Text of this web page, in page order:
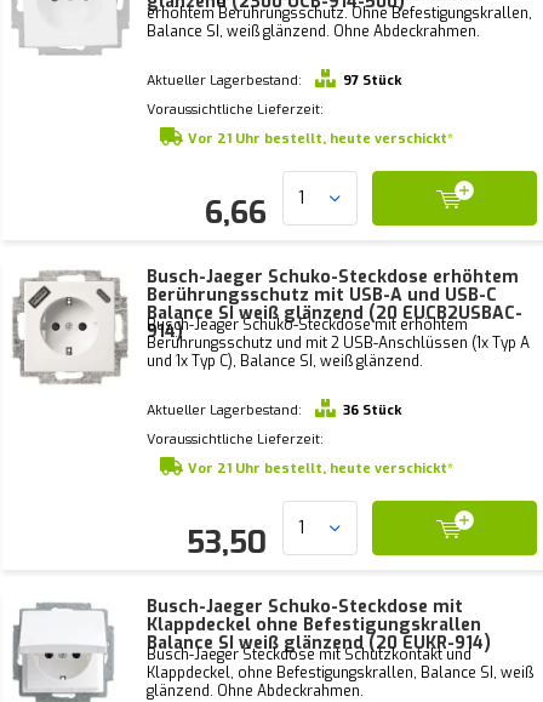
erhöhtem Berührungsschutz. Ohne Befestigungskrallen,
Balance SI, weiß glänzend. Ohne Abdeckrahmen.
Aktueller Lagerbestand:
97 Stück
Voraussichtliche Lieferzeit:
Vor 21 Uhr bestellt, heute verschickt*
6,66
Busch-Jaeger Schuko-Steckdose erhöhtem
Berührungsschutz mit USB-A und USB-C
Balance SI weiß glänzend (20 EUCB2USBAC-
914)
Busch-Jeager Schuko-Steckdose mit erhöhtem
Berührungsschutz und mit 2 USB-Anschlüssen (1x Typ A
und 1x Typ C), Balance SI, weiß glänzend.
Aktueller Lagerbestand:
36 Stück
Voraussichtliche Lieferzeit:
Vor 21 Uhr bestellt, heute verschickt*
53,50
Busch-Jaeger Schuko-Steckdose mit
Klappdeckel ohne Befestigungskrallen
Balance SI weiß glänzend (20 EUKR-914)
Busch-Jaeger Steckdose mit Schutzkontakt und
Klappdeckel, ohne Befestigungskrallen, Balance SI, weiß
glänzend. Ohne Abdeckrahmen.